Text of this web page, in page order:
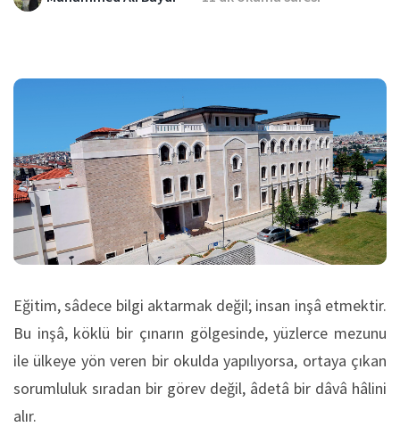
Eğitim, sâdece bilgi aktarmak değil; insan inşâ etmektir.
Bu inşâ, köklü bir çınarın gölgesinde, yüzlerce mezunu
ile ülkeye yön veren bir okulda yapılıyorsa, ortaya çıkan
sorumluluk sıradan bir görev değil, âdetâ bir dâvâ hâlini
alır.